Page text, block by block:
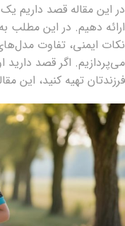
در این مقاله قصد داریم
ارائه دهیم. در این مطلب
نکات ایمنی، تفاوت
می‌پردازیم. اگر قصد
فرزندتان تهیه کنید، این